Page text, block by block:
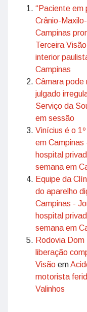
“Paciente em
Crânio-
Campinas
Terceira Visão
interior
Campinas
Câmara pode
julgado
Serviço da
em sessão
Vinícius é o
em Campinas
hospital
semana em
Equipe da
do aparelho
Campinas -
hospital
semana em
Rodovia
liberação
Visão em
motorista
Valinhos